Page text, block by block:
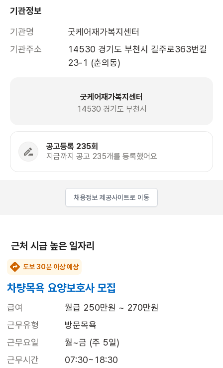
기관정보
기관명
굿케어재가복지센터
기관주소
14530 경기도 부천시 길주로363번길
23-1 (춘의동)
굿케어재가복지센터
14530 경기도 부천시
공고등록 235회
지금까지 공고 235개를 등록했어요
채용정보 제공사이트로 이동
근처 시급 높은 일자리
도보 30분 이상 예상
차량목욕 요양보호사 모집
급여
월급 250만원 ~ 270만원
근무유형
방문목욕
근무요일
월~금 (주 5일)
근무시간
07:30~18:30